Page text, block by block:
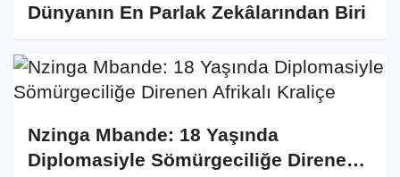
Dünyanın En Parlak Zekâlarından Biri
Nzinga Mbande: 18 Yaşında
Diplomasiyle Sömürgeciliğe Direnen